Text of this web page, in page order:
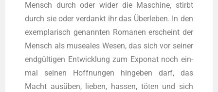
Mensch durch oder wider die Maschi­ne, stirbt
durch sie oder ver­dankt ihr das Über­le­ben. In den
exem­pla­risch genann­ten Roma­nen erscheint der
Mensch als musea­les Wesen, das sich vor sei­ner
end­gül­ti­gen Ent­wick­lung zum Expo­nat noch ein­
mal sei­nen Hoff­nun­gen hin­ge­ben darf, das
Macht aus­üben, lie­ben, has­sen, töten und sich